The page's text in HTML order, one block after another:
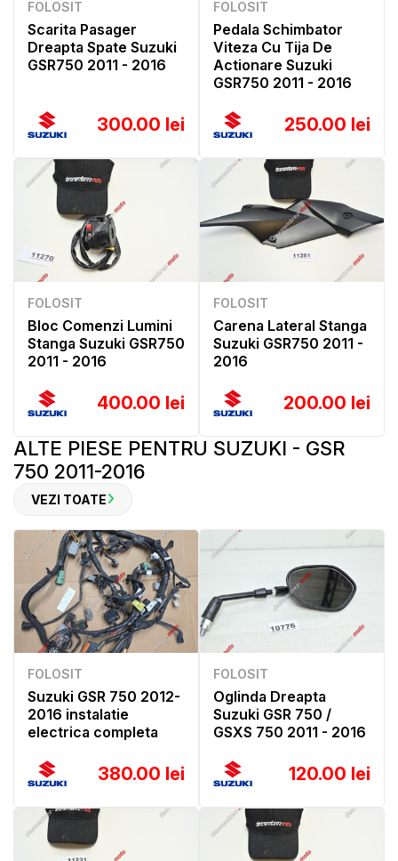
FOLOSIT
Scarita Pasager
Dreapta Spate Suzuki
GSR750 2011 - 2016
300.00 lei
FOLOSIT
Pedala Schimbator
Viteza Cu Tija De
Actionare Suzuki
GSR750 2011 - 2016
250.00 lei
FOLOSIT
Bloc Comenzi Lumini
Stanga Suzuki GSR750
2011 - 2016
400.00 lei
FOLOSIT
Carena Lateral Stanga
Suzuki GSR750 2011 -
2016
200.00 lei
ALTE PIESE PENTRU SUZUKI - GSR
750 2011-2016
VEZI TOATE
FOLOSIT
Suzuki GSR 750 2012-
2016 instalatie
electrica completa
380.00 lei
FOLOSIT
Oglinda Dreapta
Suzuki GSR 750 /
GSXS 750 2011 - 2016
120.00 lei